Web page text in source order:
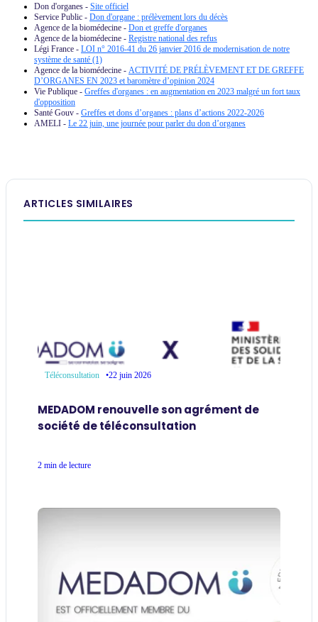
Don d'organes - Site officiel
Service Public - Don d'organe : prélèvement lors du décès
Agence de la biomédecine - Don et greffe d'organes
Agence de la biomédecine - Registre national des refus
Légi France - LOI n° 2016-41 du 26 janvier 2016 de modernisation de notre
système de santé (1)
Agence de la biomédecine - ACTIVITÉ DE PRÉLÈVEMENT ET DE GREFFE
D’ORGANES EN 2023 et baromètre d’opinion 2024
Vie Publique - Greffes d'organes : en augmentation en 2023 malgré un fort taux
d'opposition
Santé Gouv - Greffes et dons d’organes : plans d’actions 2022-2026
AMELI - Le 22 juin, une journée pour parler du don d’organes
ARTICLES SIMILAIRES
Téléconsultation •22 juin 2026
MEDADOM renouvelle son agrément de
société de téléconsultation
2 min de lecture